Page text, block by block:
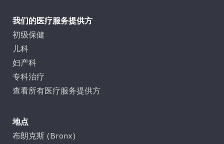
我们的医疗服务提供方
初级保健
儿科
妇产科
专科治疗
查看所有医疗服务提供方
地点
布朗克斯 (Bronx)